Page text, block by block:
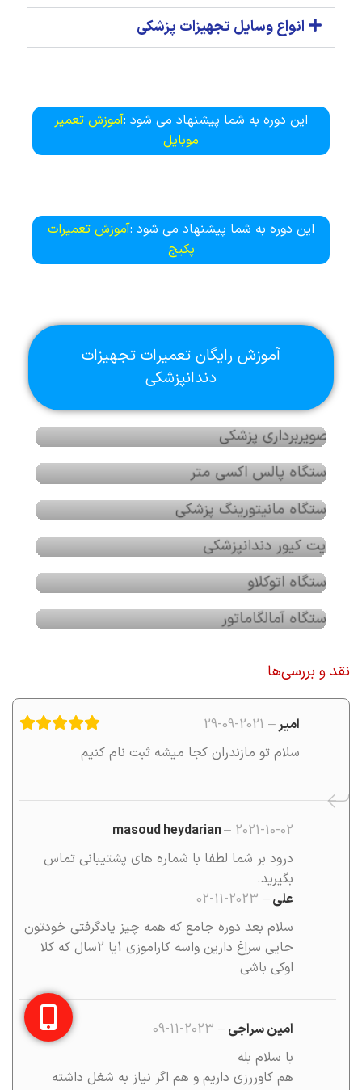
انواع وسایل تجهیزات پزشکی
این دوره به شما پیشنهاد می شود :آموزش تعمیر
موبایل
این دوره به شما پیشنهاد می شود :آموزش تعمیرات
پکیج
آموزش رایگان تعمیرات تجهیزات
دندانپزشکی
رادیوگرافی یا تصویربرداری پزشکی چیست؟ انواع
دستگاه رادیوگرافی و تفاوت‌ های آن با رادیولوژی
دستگاه پالس اکسی متر: از کاربرد تا تعمیرات
تخصصی
دستگاه مانیتورینگ پزشکی علائم حیاتی: اهمیت،
عملکرد و نگهداری
لایت کیور دندانپزشکی چیست؟ 9 ویژگی برای انتخاب
دستگاه
اتوکلاو چیست؟ بررسی انواع، کاربردها و نکات مهم
استفاده از آن
عملکرد آن در دندانپزشکی
نقد و بررسی‌ها
امیر–
2021-09-29
سلام تو مازندران کجا میشه ثبت نام کنیم
masoud heydarian– 2021-10-02
درود بر شما لطفا با شماره های پشتیبانی تماس
بگیرید.
علی–
2023-11-02
سلام بعد دوره جامع که همه چیز یادگرفتی خودتون
جایی سراغ دارین واسه کاراموزی 1یا 2سال که کلا
اوکی باشی
امین سراجی–
2023-11-09
با سلام بله
هم کاوررزی داریم و هم اگر نیاز به شغل داشته